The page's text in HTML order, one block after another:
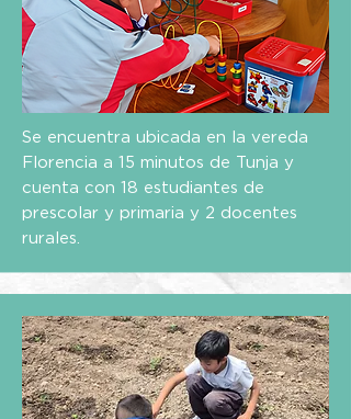
Se encuentra ubicada en la vereda
Florencia a 15 minutos de Tunja y
cuenta con 18 estudiantes de
prescolar y primaria y 2 docentes
rurales.